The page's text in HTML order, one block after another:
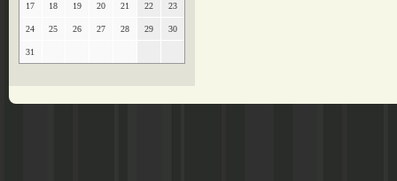
17 18 19 20 21 22 23
24 25 26 27 28 29 30
31